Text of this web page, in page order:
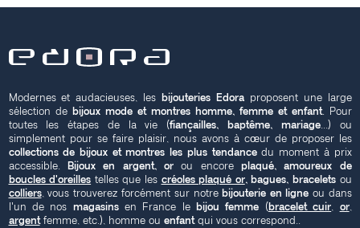
Modernes et audacieuses, les bijouteries Edoraproposent une large
sélection de bijoux mode et montres homme, femme et enfant. Pour
toutes les étapes de la vie (fiançailles, baptême, mariage...) ou
simplement pour se faire plaisir, nous avons à cœur de proposer les
collections de bijoux et montres les plus tendancedu moment à prix
accessible. Bijoux en argent, orou encore plaqué, amoureux de
boucles d'oreilles telles que les créoles plaqué or, bagues, braceletsou
colliers, vous trouverez forcément sur notrebijouterie en ligne ou dans
l'un de nos magasinsen France lebijou femme (bracelet cuir, or,
argentfemme, etc.), homme ou enfantqui vous correspond..